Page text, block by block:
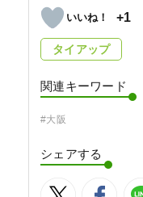
+1
タイアップ
関連キーワード
#大阪
シェアする